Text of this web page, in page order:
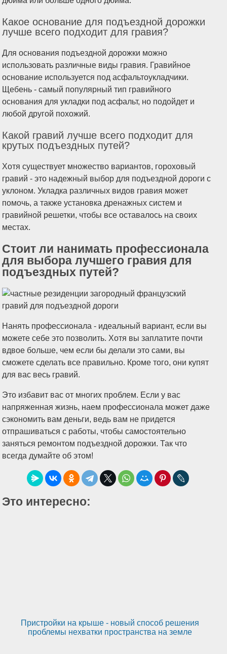
Какое основание для подъездной дорожки
лучше всего подходит для гравия?
Для основания подъездной дорожки можно
использовать различные виды гравия. Гравийное
основание используется под асфальтоукладчики.
Щебень - самый популярный тип гравийного
основания для укладки под асфальт, но подойдет и
любой другой похожий.
Какой гравий лучше всего подходит для
крутых подъездных путей?
Хотя существует множество вариантов, гороховый
гравий - это надежный выбор для подъездной дороги с
уклоном. Укладка различных видов гравия может
помочь, а также установка дренажных систем и
гравийной решетки, чтобы все оставалось на своих
местах.
Стоит ли нанимать профессионала
для выбора лучшего гравия для
подъездных путей?
Нанять профессионала - идеальный вариант, если вы
можете себе это позволить. Хотя вы заплатите почти
вдвое больше, чем если бы делали это сами, вы
сможете сделать все правильно. Кроме того, они купят
для вас весь гравий.
Это избавит вас от многих проблем. Если у вас
напряженная жизнь, наем профессионала может даже
сэкономить вам деньги, ведь вам не придется
отпрашиваться с работы, чтобы самостоятельно
заняться ремонтом подъездной дорожки. Так что
всегда думайте об этом!
Это интересно:
Пристройки на крыше - новый способ решения
проблемы нехватки пространства на земле